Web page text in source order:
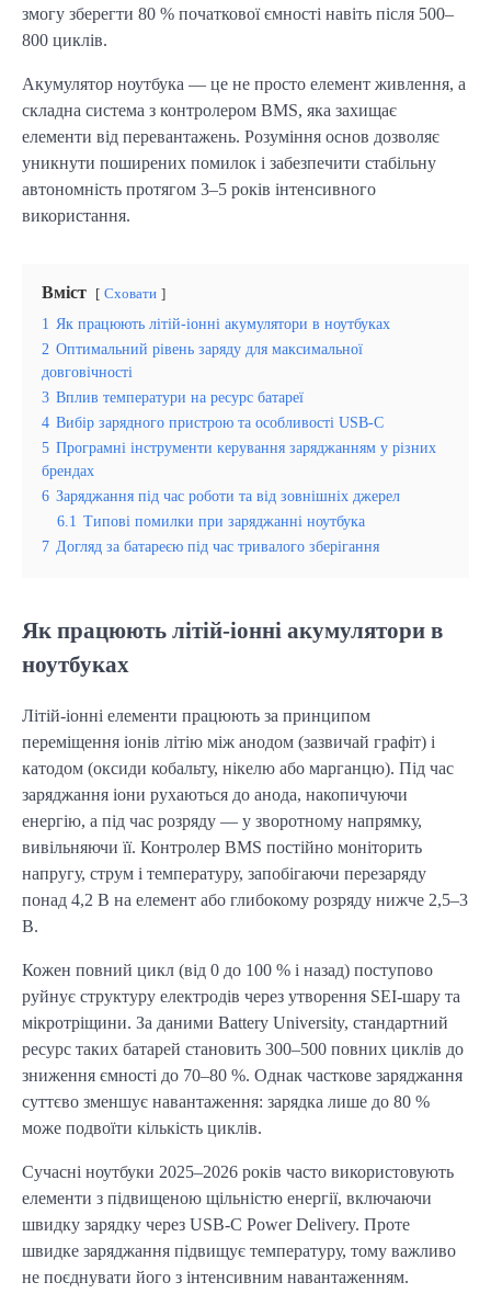
змогу зберегти 80 % початкової ємності навіть після 500–
800 циклів.
Акумулятор ноутбука — це не просто елемент живлення, а
складна система з контролером BMS, яка захищає
елементи від перевантажень. Розуміння основ дозволяє
уникнути поширених помилок і забезпечити стабільну
автономність протягом 3–5 років інтенсивного
використання.
Вміст Сховати
1 Як працюють літій-іонні акумулятори в ноутбуках
2 Оптимальний рівень заряду для максимальної
довговічності
3 Вплив температури на ресурс батареї
4 Вибір зарядного пристрою та особливості USB-C
5 Програмні інструменти керування заряджанням у різних
брендах
6 Заряджання під час роботи та від зовнішніх джерел
6.1 Типові помилки при заряджанні ноутбука
7 Догляд за батареєю під час тривалого зберігання
Як працюють літій-іонні акумулятори в
ноутбуках
Літій-іонні елементи працюють за принципом
переміщення іонів літію між анодом (зазвичай графіт) і
катодом (оксиди кобальту, нікелю або марганцю). Під час
заряджання іони рухаються до анода, накопичуючи
енергію, а під час розряду — у зворотному напрямку,
вивільняючи її. Контролер BMS постійно моніторить
напругу, струм і температуру, запобігаючи перезаряду
понад 4,2 В на елемент або глибокому розряду нижче 2,5–3
В.
Кожен повний цикл (від 0 до 100 % і назад) поступово
руйнує структуру електродів через утворення SEI-шару та
мікротріщини. За даними Battery University, стандартний
ресурс таких батарей становить 300–500 повних циклів до
зниження ємності до 70–80 %. Однак часткове заряджання
суттєво зменшує навантаження: зарядка лише до 80 %
може подвоїти кількість циклів.
Сучасні ноутбуки 2025–2026 років часто використовують
елементи з підвищеною щільністю енергії, включаючи
швидку зарядку через USB-C Power Delivery. Проте
швидке заряджання підвищує температуру, тому важливо
не поєднувати його з інтенсивним навантаженням.